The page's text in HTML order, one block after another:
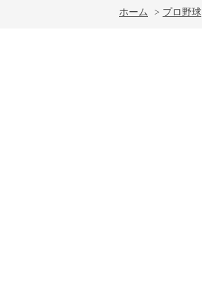
ホーム > プロ野球